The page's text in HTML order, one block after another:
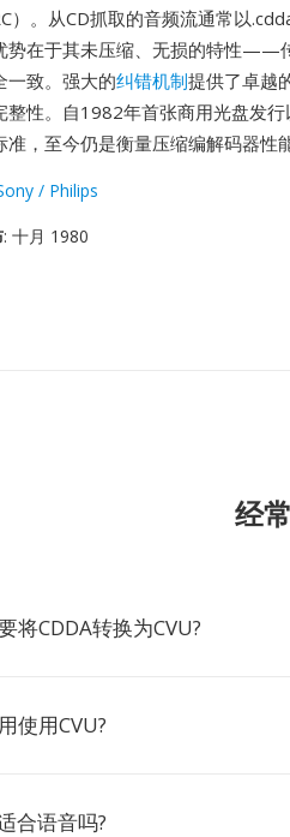
）。从CD抓取的音频流通常以
势在于其未压缩、无损的特性——
一致。强大的纠错机制提供了卓越
整性。自1982年首张商用光盘发
准，至今仍是衡量压缩编解码器性
/ Philips
: 十月 1980
经
将CDDA转换为CVU?
使用CVU?
合语音吗?